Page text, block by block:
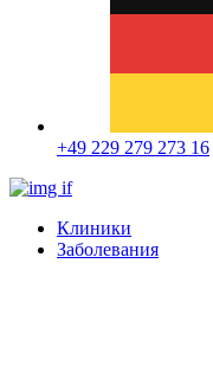
+49 229 279 273 16
Клиники
Заболевания